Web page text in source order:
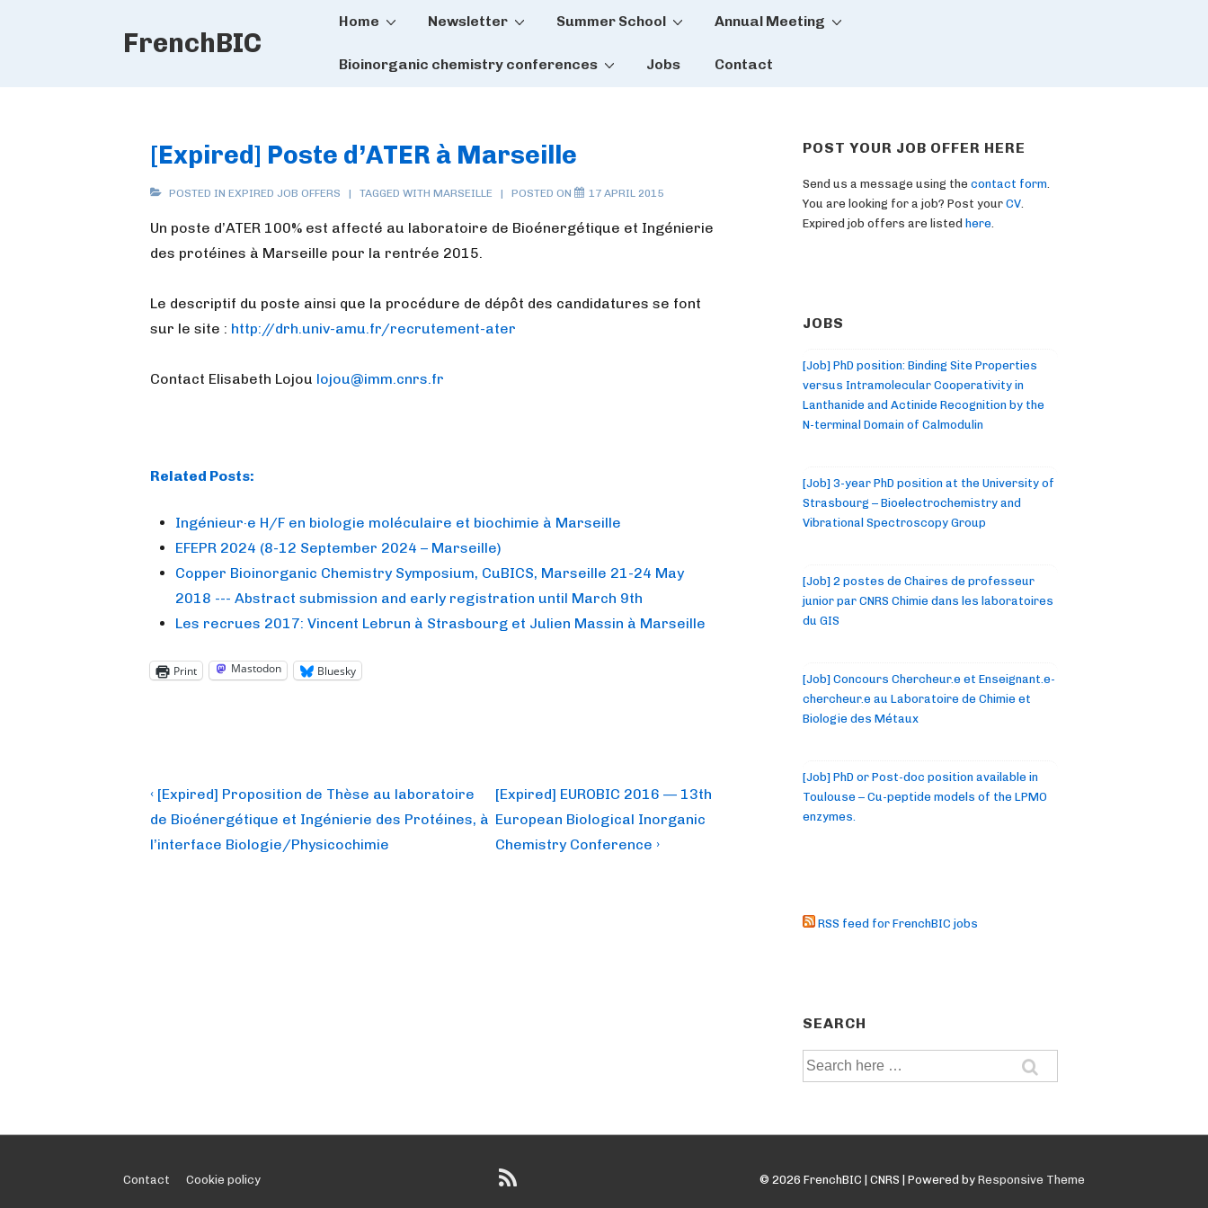
FrenchBIC
Main
Home Newsletter Summer School Annual Meeting
Bioinorganic chemistry conferences Jobs Contact
[Expired] Poste d’ATER à Marseille
POSTED IN EXPIRED JOB OFFERS TAGGED WITH MARSEILLE POSTED ON 17 APRIL 2015
Un poste d’ATER 100% est affecté au laboratoire de Bioénergétique et Ingénierie
des protéines à Marseille pour la rentrée 2015.
Le descriptif du poste ainsi que la procédure de dépôt des candidatures se font
sur le site : http://drh.univ-amu.fr/recrutement-ater
Contact Elisabeth Lojou lojou@imm.cnrs.fr
Related Posts:
Ingénieur·e H/F en biologie moléculaire et biochimie à Marseille
EFEPR 2024 (8-12 September 2024 – Marseille)
Copper Bioinorganic Chemistry Symposium, CuBICS, Marseille 21-24 May
2018 --- Abstract submission and early registration until March 9th
Les recrues 2017: Vincent Lebrun à Strasbourg et Julien Massin à Marseille
Print Mastodon Bluesky
Post
navigation
Previous
Post
is
‹ [Expired] Proposition de Thèse au laboratoire
de Bioénergétique et Ingénierie des Protéines, à
l’interface Biologie/Physicochimie
Next
Post
is
[Expired] EUROBIC 2016 — 13th
European Biological Inorganic
Chemistry Conference ›
POST YOUR JOB OFFER HERE
Send us a message using the contact form
You are looking for a job? Post your CV
Expired job offers are listed here
JOBS
[Job] PhD position: Binding Site Properties
versus Intramolecular Cooperativity in
Lanthanide and Actinide Recognition by the
N-terminal Domain of Calmodulin
[Job] 3-year PhD position at the University of
Strasbourg – Bioelectrochemistry and
Vibrational Spectroscopy Group
[Job] 2 postes de Chaires de professeur
junior par CNRS Chimie dans les laboratoires
du GIS
[Job] Concours Chercheur.e et Enseignant.e-
chercheur.e au Laboratoire de Chimie et
Biologie des Métaux
[Job] PhD or Post-doc position available in
Toulouse – Cu-peptide models of the LPMO
enzymes.
RSS feed for FrenchBIC jobs
SEARCH
Search
Footer
Contact Cookie policy © 2026 FrenchBIC | CNRS | Powered by Responsive Theme